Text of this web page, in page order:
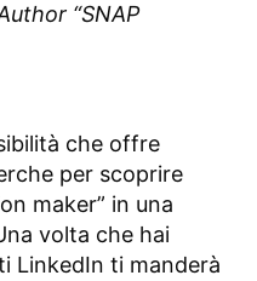
“SNAP
che offre
per scoprire
maker” in una
volta che hai
LinkedIn ti manderà